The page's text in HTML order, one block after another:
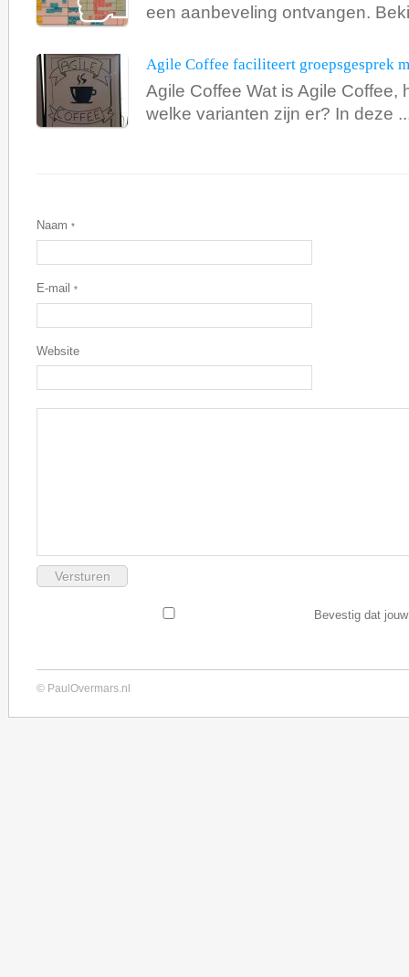
een aanbeveling ontvangen.
Agile Coffee faciliteert groepsgesprek
Agile Coffee Wat is Agile Coffee,
welke varianten zijn er? In deze
Naam *
E-mail *
Website
Bevestig dat
© PaulOvermars.nl